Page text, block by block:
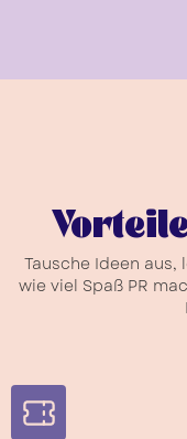
Tausche Ideen
wie viel Spaß PR